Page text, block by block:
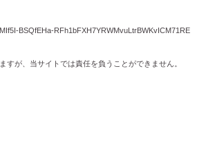
BSQfEHa-RFh1bFXH7YRWMvuLtrBWKvICM71RE
が、当サイトでは責任を負うことができません。